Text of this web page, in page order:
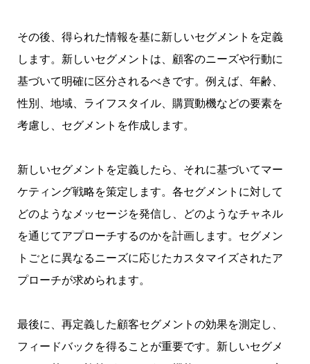
その後、得られた情報を基に新しいセグメントを定義
します。新しいセグメントは、顧客のニーズや行動に
基づいて明確に区分されるべきです。例えば、年齢、
性別、地域、ライフスタイル、購買動機などの要素を
考慮し、セグメントを作成します。
新しいセグメントを定義したら、それに基づいてマー
ケティング戦略を策定します。各セグメントに対して
どのようなメッセージを発信し、どのようなチャネル
を通じてアプローチするのかを計画します。セグメン
トごとに異なるニーズに応じたカスタマイズされたア
プローチが求められます。
最後に、再定義した顧客セグメントの効果を測定し、
フィードバックを得ることが重要です。新しいセグメ